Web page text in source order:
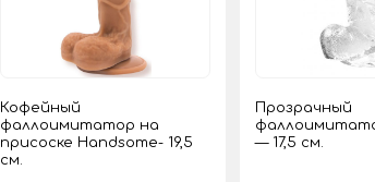
Кофейный
фаллоимитатор на
присоске Handsome- 19,5
см.
Прозрачный
— 17,5 см.